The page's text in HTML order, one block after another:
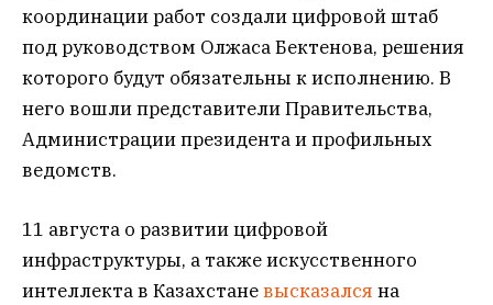
координации работ создали цифровой штаб
под руководством Олжаса Бектенова, решения
которого будут обязательны к исполнению. В
него вошли представители Правительства,
Администрации президента и профильных
ведомств.
11 августа о развитии цифровой
инфраструктуры, а также искусственного
интеллекта в Казахстаневысказался на